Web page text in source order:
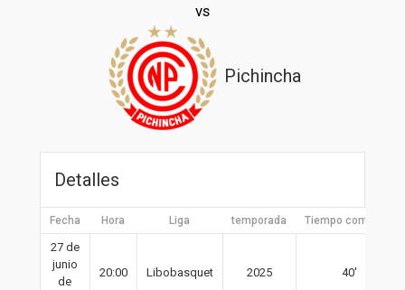
vs
Pichincha
Detalles
Fecha Hora Liga temporada Tiempo completo
27 de
junio
de
20:00 Libobasquet 2025 40′